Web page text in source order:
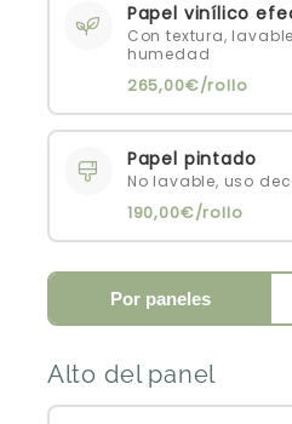
Papel vinílico
Con textura,
humedad
265,00€/rollo
Papel pintado
No lavable, uso
190,00€/rollo
Por paneles
Alto del panel